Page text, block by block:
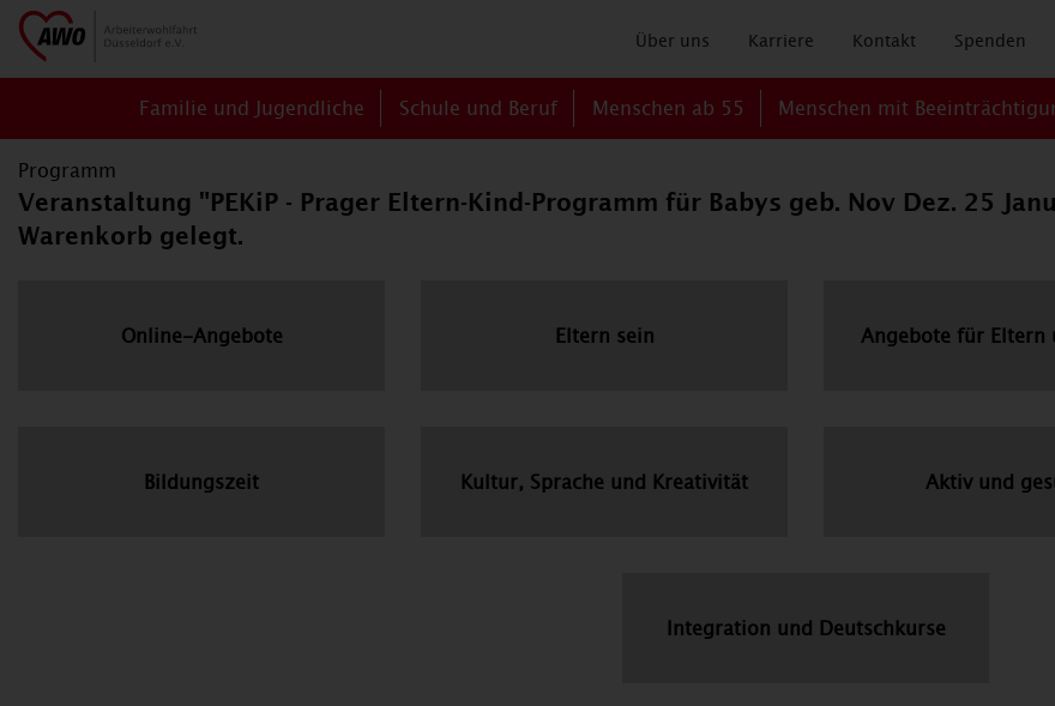
Über uns Karriere Kontakt Spenden
Familie und Jugendliche Schule und Beruf Menschen ab 55 Menschen mit
Programm
Veranstaltung "PEKiP - Prager Eltern-Kind-Programm für Babys geb. Nov Dez. 25
Warenkorb gelegt.
Online-Angebote Eltern sein Angebote für Eltern
Bildungszeit Kultur, Sprache und Kreativität Aktiv und
Integration und Deutschkurse